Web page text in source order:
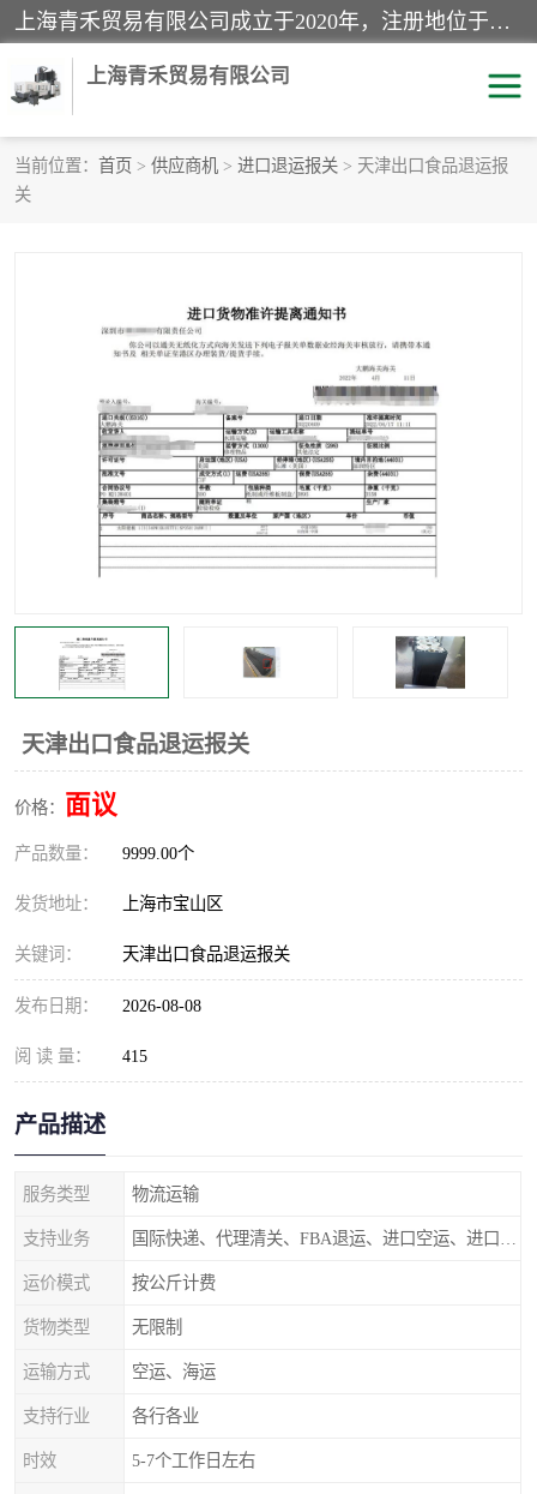
上海青禾贸易有限公司成立于2020年，注册地位于上海市宝山区。经营范围包括：机械设备、五金制品、劳防用品、电子产品、塑胶制品、家具、模具、纺织品、仪器仪表、建筑材料、装饰材料、化工产品、金属制品、机车配件等货物进出口报关、清关服务。
上海青禾贸易有限公司
当前位置： 首页 > 供应商机 > 进口退运报关 > 天津出口食品退运报
关
天津出口食品退运报关
价格： 面议
产品数量： 9999.00个
发货地址： 上海市宝山区
关键词： 天津出口食品退运报关
发布日期： 2026-08-08
阅 读 量： 415
产品描述
服务类型 物流运输
支持业务
运价模式 按公斤计费
货物类型 无限制
运输方式 空运、海运
支持行业 各行各业
时效 5-7个工作日左右
快递清关 进口杂货清关
机床进口清关
国际灯具清关